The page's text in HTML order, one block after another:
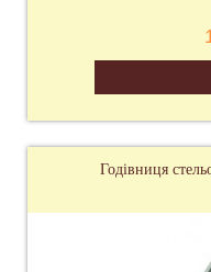
Годівниця